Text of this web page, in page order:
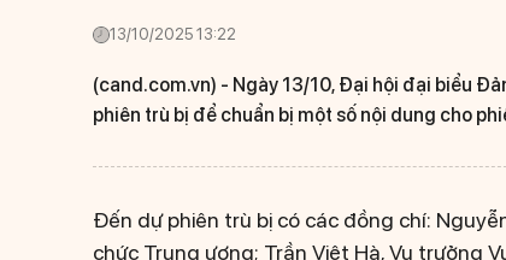
13/10/2025 13:22
(cand.com.vn) - Ngày 13/10, Đại hội đại biểu
phiên trù bị để chuẩn bị một số nội dung cho
Đến dự phiên trù bị có các đồng chí:
chức Trung ương; Trần Việt Hà, Vụ trưởng